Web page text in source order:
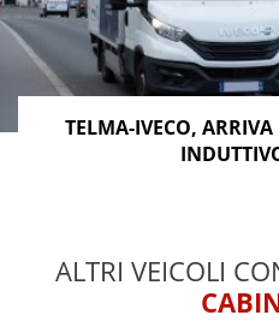
TELMA-IVECO,
ALTRI VEICOLI